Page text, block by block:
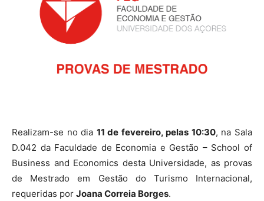
Realizam-se no dia 11 de fevereiro, pelas 10:30, na Sala
D.042 da Faculdade de Economia e Gestão – School of
Business and Economics desta Universidade, as provas
de Mestrado em Gestão do Turismo Internacional,
requeridas por Joana Correia Borges.